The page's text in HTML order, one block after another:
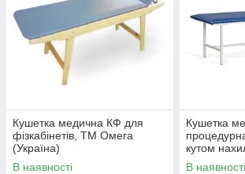
Кушетка медична КФ для
фізкабінетів, ТМ Омега
(Україна)
В наявності
Кушетка
кутом
ОМЕГА.
В наявності